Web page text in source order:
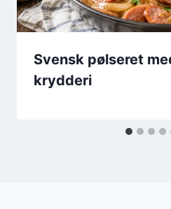
Svensk pølseret
krydderi